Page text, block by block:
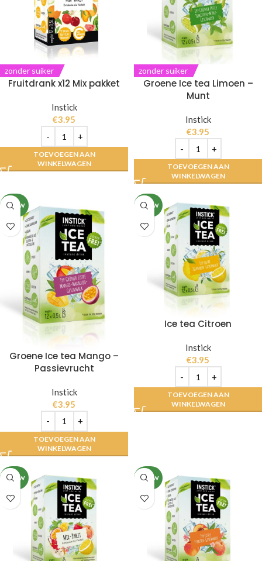
zonder suiker
Fruitdrank x12 Mix pakket
Instick
€3.95
TOEVOEGEN AAN
WINKELWAGEN
zonder suiker
Groene Ice tea Limoen –
Munt
Instick
€3.95
TOEVOEGEN AAN
WINKELWAGEN
NIEUW
Groene Ice tea Mango –
Passievrucht
Instick
€3.95
TOEVOEGEN AAN
WINKELWAGEN
NIEUW
Ice tea Citroen
Instick
€3.95
TOEVOEGEN AAN
WINKELWAGEN
NIEUW NIEUW